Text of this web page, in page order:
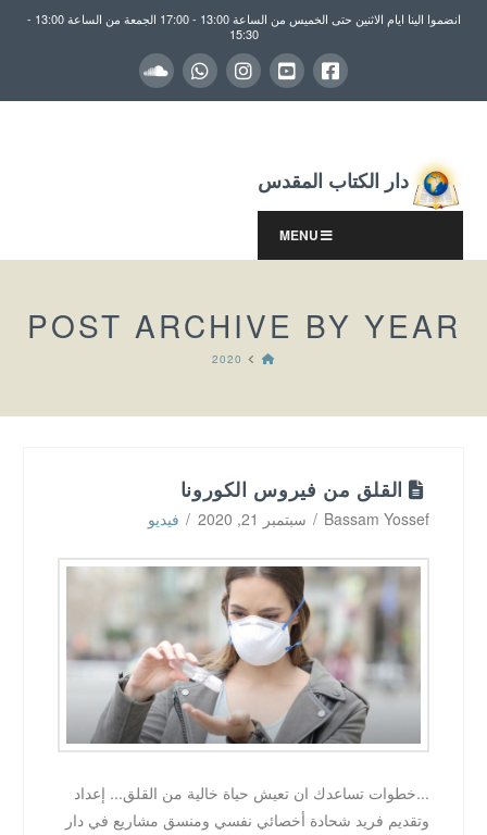
انضموا الينا ايام الاثنين حتى الخميس من الساعة 13:00 - 17:00 الجمعة من الساعة 13:00 -
15:30
دار الكتاب المقدس
MENU
POST ARCHIVE BY YEAR
HOME
2020
القلق من فيروس الكورونا
Bassam Yossef سبتمبر 21, 2020 فيديو
...خطوات تساعدك ان تعيش حياة خالية من القلق... إعداد
وتقديم فريد شحادة أخصائي نفسي ومنسق مشاريع في دار